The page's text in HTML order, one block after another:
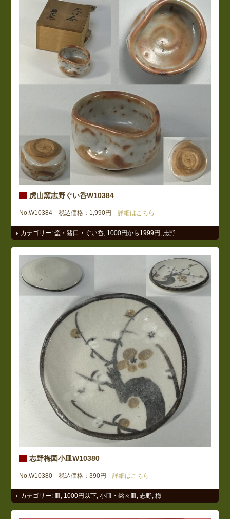
虎山窯志野ぐい呑W10384
No.W10384 税込価格：1,990円 詳細はこちら
カテゴリー:盃・猪口・ぐい呑 1000円から1999円 ,志野
志野梅図小皿W10380
No.W10380 税込価格：390円 詳細はこちら
カテゴリー: 皿 1000円以下 ,小皿・銘々皿 ,志野 ,梅